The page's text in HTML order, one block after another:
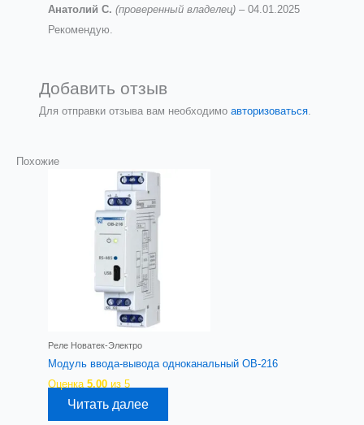
Анатолий С.(проверенный владелец) – 04.01.2025
Рекомендую.
Добавить отзыв
Для отправки отзыва вам необходимо авторизоваться.
Похожие
Реле Новатек-Электро
Модуль ввода-вывода одноканальный ОВ-216
Оценка5.00 из 5
Читать далее